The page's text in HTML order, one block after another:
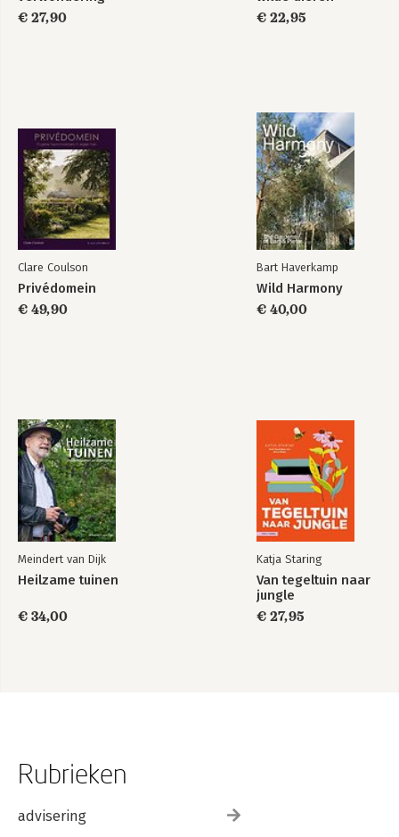
€ 27,90
€ 22,95
Clare Coulson
Privédomein
€ 49,90
Bart Haverkamp
Wild Harmony
€ 40,00
Meindert van Dijk
Heilzame tuinen
€ 34,00
Katja Staring
Van tegeltuin naar
jungle
€ 27,95
Rubrieken
advisering